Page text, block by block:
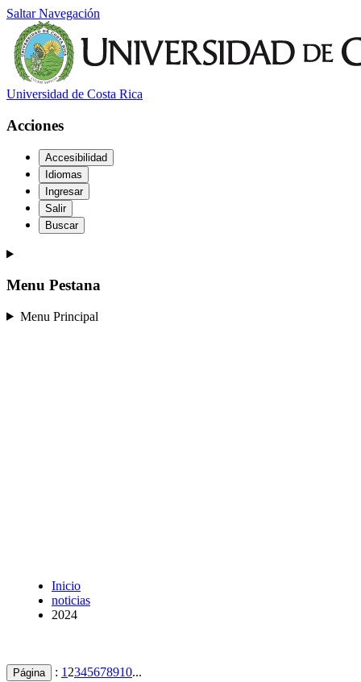
Saltar Navegación
Universidad de Costa Rica
Acciones
Accesibilidad
Idiomas
Ingresar
Salir
Buscar
Menu Pestana
Menu Principal
Inicio
noticias
2024
Página : 1 2345678910...